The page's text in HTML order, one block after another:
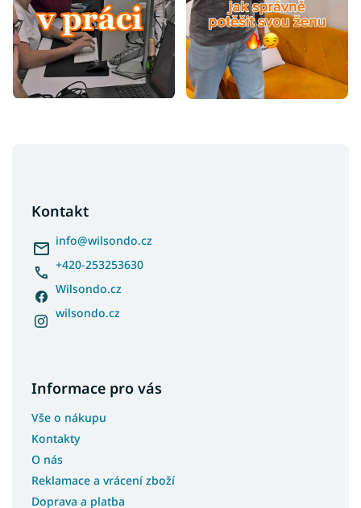
Kontakt
info@wilsondo.cz
+420-253253630
Wilsondo.cz
wilsondo.cz
Informace pro vás
Vše o nákupu
Kontakty
O nás
Reklamace a vrácení zboží
Doprava a platba